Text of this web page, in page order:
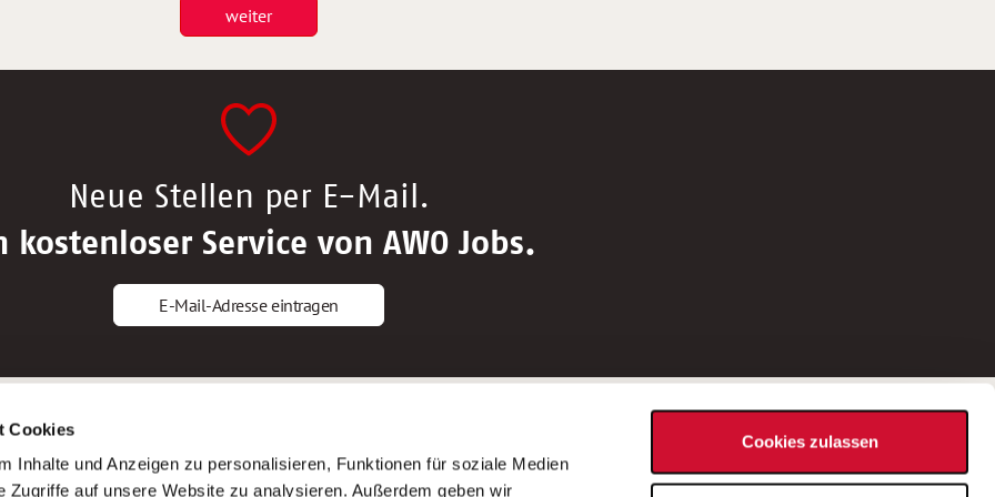
Cookies
Inhalte und Anzeigen zu personalisieren, Funktionen für soziale Medien
Zugriffe auf unsere Website zu analysieren. Außerdem geben wir
Cookies zulassen
weiter
Neue Stellen per E-Mail.
kostenloser Service von AWO Jobs.
E-Mail-Adresse eintragen
Altenpfleger*in
Krankenpfleger*in
AWO Gliederungen nach Bundesland
Stellenangebote nach Bundesländern